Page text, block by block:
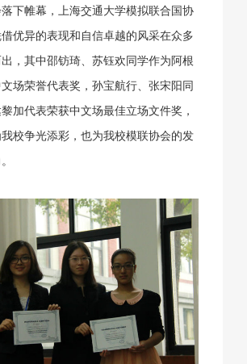
下帷幕，上海交通大学模拟联合国协
优异的表现和自信卓越的风采在众多
，其中邵钫琦、苏钰欢同学作为阿根
场荣誉代表奖，孙宝航行、张宋阳同
加代表荣获中文场最佳立场文件奖，
校争光添彩，也为我校模联协会的发